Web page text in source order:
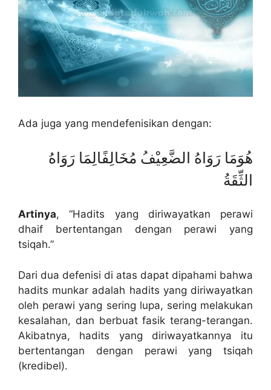
Ada juga yang mendefenisikan dengan:
هُوَمَا رَوَاهُ الضَّعِيْفُ مُخَالِفًالِمَا رَوَاهُ
الثِّقَةُ
Artinya, “Hadits yang diriwayatkan perawi
dhaif bertentangan dengan perawi yang
tsiqah.”
Dari dua defenisi di atas dapat dipahami bahwa
hadits munkar adalah hadits yang diriwayatkan
oleh perawi yang sering lupa, sering melakukan
kesalahan, dan berbuat fasik terang-terangan.
Akibatnya, hadits yang diriwayatkannya itu
bertentangan dengan perawi yang tsiqah
(kredibel).